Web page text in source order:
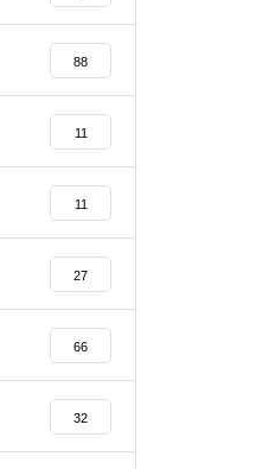
88
11
11
27
66
32